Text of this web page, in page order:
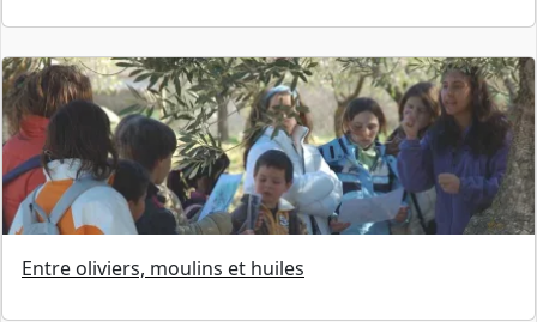
Entre oliviers, moulins et huiles